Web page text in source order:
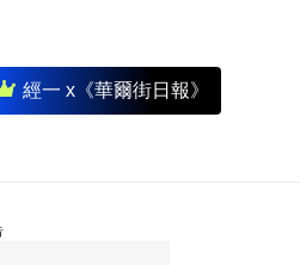
經一 x《華爾街日報》